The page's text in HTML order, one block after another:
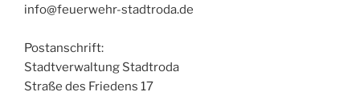
info@feuerwehr-stadtroda.de
Postanschrift:
Stadtverwaltung Stadtroda
Straße des Friedens 17